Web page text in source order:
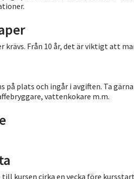
krävs. Från 10 år, det är viktigt att
på plats och ingår i avgiften. Ta
vattenkokare m.m.
till kursen cirka en vecka före